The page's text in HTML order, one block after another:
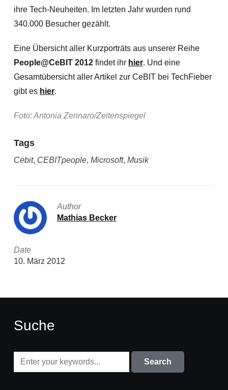
ihre Tech-Neuheiten. Im letzten Jahr wurden rund
340.000 Besucher gezählt.
Eine Übersicht aller Kurzporträts aus unserer Reihe
People@CeBIT 2012findet ihr hier. Und eine
Gesamtübersicht aller Artikel zur CeBIT bei TechFieber
gibt es hier.
Foto: Antonia Zennaro/Zeitenspiegel
Tags
Cebit, CEBITpeople, Microsoft, Musik
Author
Mathias Becker
Date
10. März 2012
Suche